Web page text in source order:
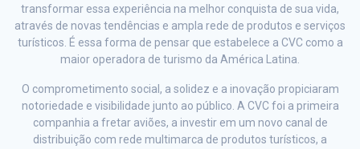
transformar essa experiência na melhor conquista de sua vida,
através de novas tendências e ampla rede de produtos e serviços
turísticos. É essa forma de pensar que estabelece a CVC como a
maior operadora de turismo da América Latina.
O comprometimento social, a solidez e a inovação propiciaram
notoriedade e visibilidade junto ao público. A CVC foi a primeira
companhia a fretar aviões, a investir em um novo canal de
distribuição com rede multimarca de produtos turísticos, a